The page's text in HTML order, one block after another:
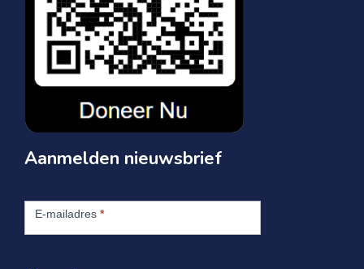
Aanmelden nieuwsbrief
nieuwsbrief
E-mailadres *